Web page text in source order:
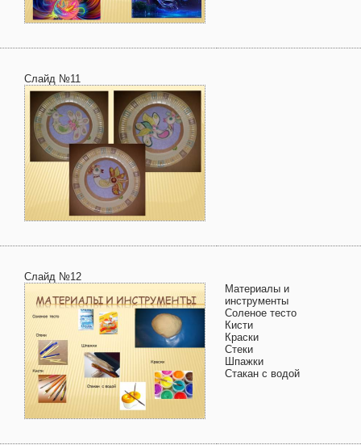
Слайд №11
Слайд №12
Материалы и
инструменты
Соленое тесто
Кисти
Краски
Стеки
Шпажки
Стакан с водой